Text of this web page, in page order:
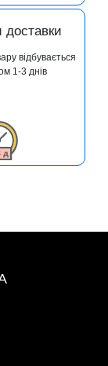
доставки
відбувається
1-3 днів